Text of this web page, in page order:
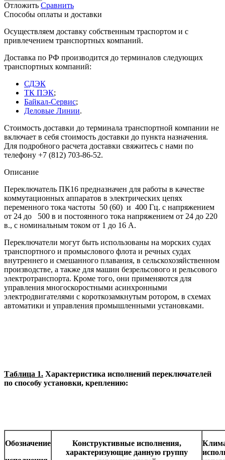
Отложить Сравнить
Способы оплаты и доставки
Осуществляем доставку собственным траспортом и с
привлечением транспортных компаний.
Доставка по РФ производится до терминалов следующих
транспортных компаний:
СДЭК
ТК ПЭК;
Байкал-Сервис;
Деловые Линии.
Стоимость доставки до терминала транспортной компании не
включает в себя стоимость доставки до пункта назначения.
Для подробного расчета доставки свяжитесь с нами по
телефону +7 (812) 703-86-52.
Описание
Переключатель ПК16 предназначен для работы в качестве
коммутационных аппаратов в электрических цепях
переменного тока частоты 50 (60) и 400 Гц. с напряжением
от 24 до 500 в и постоянного тока напряжением от 24 до 220
в., с номинальным током от 1 до 16 А.
Переключатели могут быть использованы на морских судах
транспортного и промыслового флота и речных судах
внутреннего и смешанного плавания, в сельскохозяйственном
производстве, а также для машин безрельсового и рельсового
электротранспорта. Кроме того, они применяются для
управления многоскоростными асинхронными
электродвигателями с короткозамкнутым ротором, в схемах
автоматики и управления промышленными установками.
Таблица 1. Характеристика исполнений переключателей
по способу установки, креплению:
Обозначение
Конструктивные исполнения,
характеризующие данную группу